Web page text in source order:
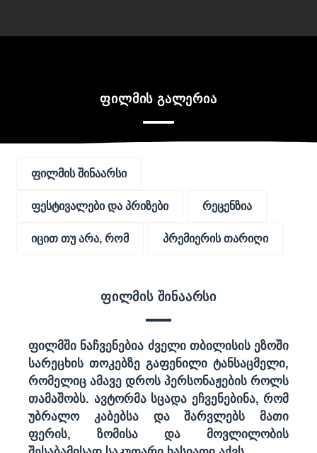
ფილმის გალერია
ფილმის შინაარსი
ფესტივალები და პრიზები რეცენზია
იცით თუ არა, რომ პრემიერის თარიღი
ფილმის შინაარსი
ფილმში ნაჩვენებია ძველი თბილისის ეზოში
სარეცხის თოკებზე გაფენილი ტანსაცმელი,
რომელიც ამავე დროს პერსონაჟების როლს
თამაშობს. ავტორმა სცადა ეჩვენებინა, რომ
უბრალო კაბებსა და შარვლებს მათი
ფერის, ზომისა და მოვლილობის